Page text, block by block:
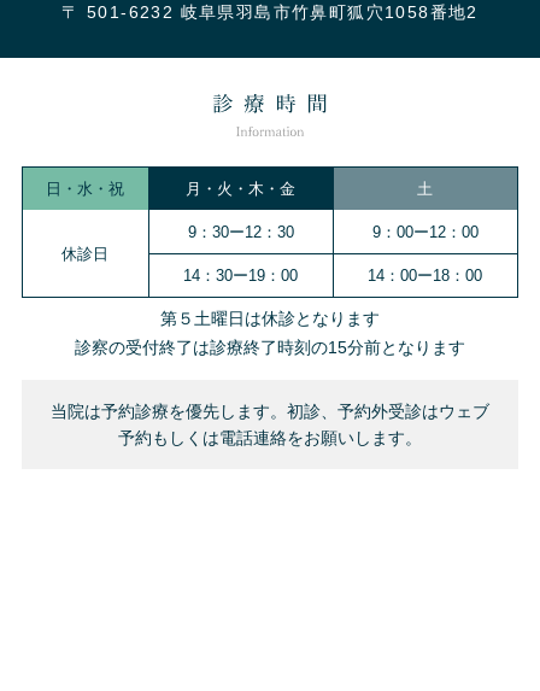
〒 501-6232 岐阜県羽島市竹鼻町狐穴1058番地2
日・水・祝 月・火・木・金 土
休診日
9：30ー12：30 9：00ー12：00
14：30ー19：00 14：00ー18：00
第５土曜日は休診となります
診察の受付終了は診療終了時刻の15分前となります
当院は予約診療を優先します。初診、予約外受診はウェブ
予約もしくは電話連絡をお願いします。